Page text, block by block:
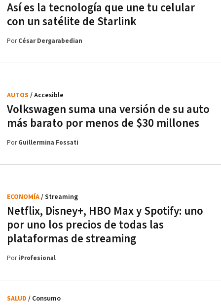
Así es la tecnología que une tu celular
con un satélite de Starlink
PorCésar Dergarabedian
Volkswagen suma una versión de su auto
más barato por menos de $30 millones
AUTOS / Accesible
PorGuillermina Fossati
Netflix, Disney+, HBO Max y Spotify: uno
por uno los precios de todas las
plataformas de streaming
ECONOMÍA/ Streaming
PoriProfesional
SALUD / Consumo